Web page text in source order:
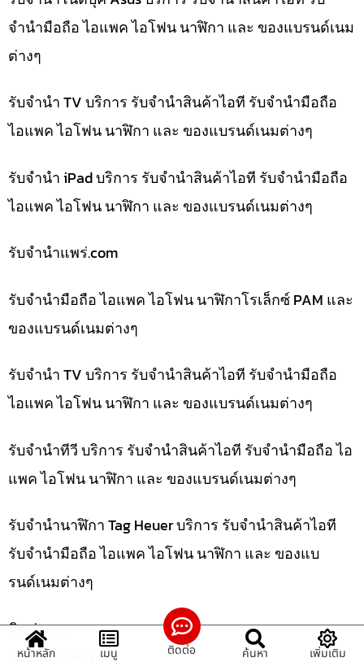
จำนำมือถือ ไอแพค ไอโฟน นาฬิกา และ ของแบรนด์เนม
ต่างๆ
รับจำนำ TV บริการ รับจำนำสินค้าไอที รับจำนำมือถือ
ไอแพค ไอโฟน นาฬิกา และ ของแบรนด์เนมต่างๆ
รับจำนำ iPad บริการ รับจำนำสินค้าไอที รับจำนำมือถือ
ไอแพค ไอโฟน นาฬิกา และ ของแบรนด์เนมต่างๆ
รับจํานําแพร่.com
รับจำนำมือถือ ไอแพค ไอโฟน นาฬิกาโรเล็กซ์ PAM และ
ของแบรนด์เนมต่างๆ
รับจำนำ TV บริการ รับจำนำสินค้าไอที รับจำนำมือถือ
ไอแพค ไอโฟน นาฬิกา และ ของแบรนด์เนมต่างๆ
รับจำนำทีวี บริการ รับจำนำสินค้าไอที รับจำนำมือถือ ไอ
แพค ไอโฟน นาฬิกา และ ของแบรนด์เนมต่างๆ
รับจำนำนาฬิกา Tag Heuer บริการ รับจำนำสินค้าไอที
รับจำนำมือถือ ไอแพค ไอโฟน นาฬิกา และ ของแบ
รนด์เนมต่างๆ
ติดต่อเรา
รับจํานําแพร่.com
หน้าหลัก เมนู ติดต่อ ค้นหา เพิ่มเติม